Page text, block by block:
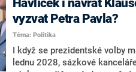
například senátora Zdeňka
součástí klubu ODS a TOP 09.
redakce nevyloučil. Předseda
Zdeněk Nytra redakci řekl, že
některých senátorů z klubu a
vyzvat Petra Pavla?
Téma: Politika
I když se prezidentské volby
lednu 2028, sázkové